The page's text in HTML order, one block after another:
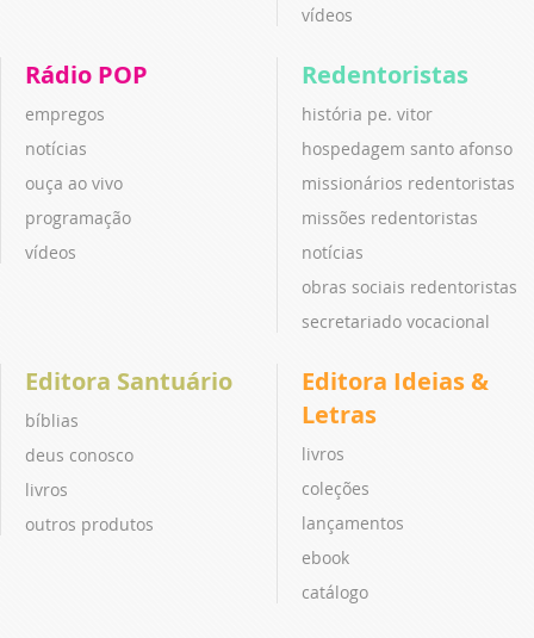
vídeos
Rádio POP
empregos
notícias
ouça ao vivo
programação
vídeos
Redentoristas
história pe. vitor
hospedagem santo afonso
missionários redentoristas
missões redentoristas
notícias
obras sociais redentoristas
secretariado vocacional
Editora Santuário
bíblias
deus conosco
livros
outros produtos
Editora Ideias &
Letras
livros
coleções
lançamentos
ebook
catálogo